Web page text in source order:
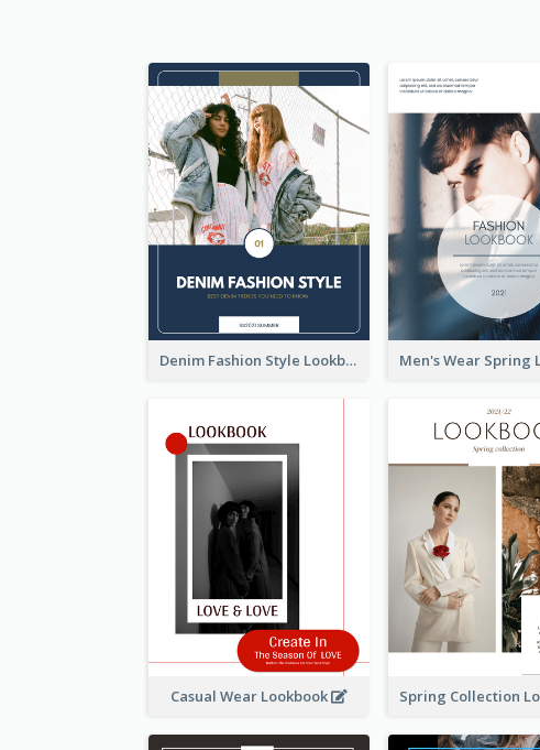
Denim Fashion Style Lookbook
Casual Wear Lookbook